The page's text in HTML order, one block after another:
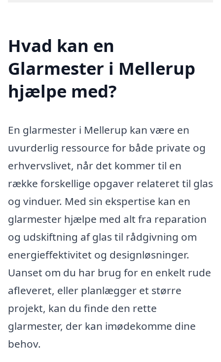
Hvad kan en
Glarmester i Mellerup
hjælpe med?
En glarmester i Mellerup kan være en
uvurderlig ressource for både private og
erhvervslivet, når det kommer til en
række forskellige opgaver relateret til glas
og vinduer. Med sin ekspertise kan en
glarmester hjælpe med alt fra reparation
og udskiftning af glas til rådgivning om
energieffektivitet og designløsninger.
Uanset om du har brug for en enkelt rude
afleveret, eller planlægger et større
projekt, kan du finde den rette
glarmester, der kan imødekomme dine
behov.